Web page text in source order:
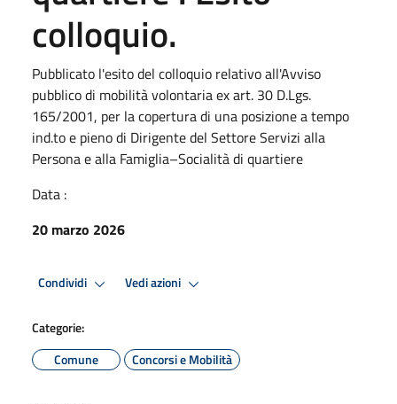
colloquio.
Pubblicato l'esito del colloquio relativo all'Avviso
pubblico di mobilità volontaria ex art. 30 D.Lgs.
165/2001, per la copertura di una posizione a tempo
ind.to e pieno di Dirigente del Settore Servizi alla
Persona e alla Famiglia–Socialità di quartiere
Data :
20 marzo 2026
Condividi Vedi azioni
Categorie:
Comune
Concorsi e Mobilità